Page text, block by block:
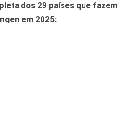
dos 29 países que fazem
em 2025: